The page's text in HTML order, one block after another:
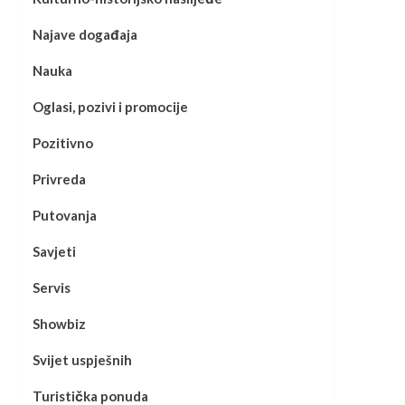
Najave događaja
Nauka
Oglasi, pozivi i promocije
Pozitivno
Privreda
Putovanja
Savjeti
Servis
Showbiz
Svijet uspješnih
Turistička ponuda